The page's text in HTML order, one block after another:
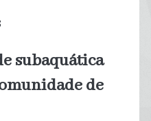
subaquática
de